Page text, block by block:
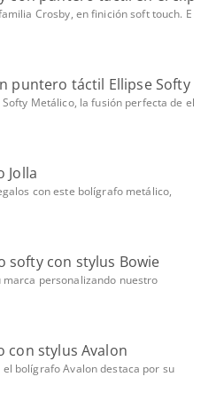
Crosby, en ﬁnición soft touch. E
puntero táctil Ellipse Softy
Metálico, la fusión perfecta de el
Jolla
con este bolígrafo metálico,
softy con stylus Bowie
personalizando nuestro
con stylus Avalon
bolígrafo Avalon destaca por su